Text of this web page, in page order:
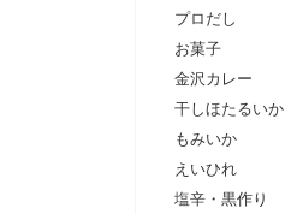
プロだし
お菓子
金沢カレー
干しほたるいか
もみいか
えいひれ
塩辛・黒作り